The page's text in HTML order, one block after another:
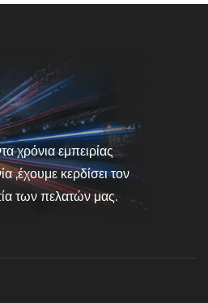
χρόνια εμπειρίας
,έχουμε κερδίσει τον
των πελατών μας.